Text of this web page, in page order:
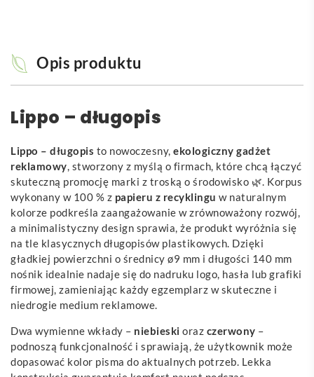
Opis produktu
Lippo – długopis
Lippo – długopis to nowoczesny, ekologiczny gadżet
reklamowy, stworzony z myślą o firmach, które chcą łączyć
skuteczną promocję marki z troską o środowisko 🌿. Korpus
wykonany w 100 % z papieru z recyklingu w naturalnym
kolorze podkreśla zaangażowanie w zrównoważony rozwój,
a minimalistyczny design sprawia, że produkt wyróżnia się
na tle klasycznych długopisów plastikowych. Dzięki
gładkiej powierzchni o średnicy ø9 mm i długości 140 mm
nośnik idealnie nadaje się do nadruku logo, hasła lub grafiki
firmowej, zamieniając każdy egzemplarz w skuteczne i
niedrogie medium reklamowe.
Dwa wymienne wkłady – niebieski oraz czerwony –
podnoszą funkcjonalność i sprawiają, że użytkownik może
dopasować kolor pisma do aktualnych potrzeb. Lekka